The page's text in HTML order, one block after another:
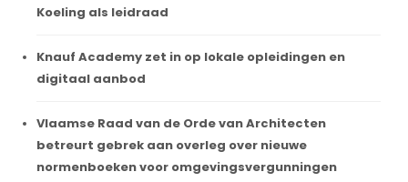
Koeling als leidraad
Knauf Academy zet in op lokale opleidingen en
digitaal aanbod
Vlaamse Raad van de Orde van Architecten
betreurt gebrek aan overleg over nieuwe
normenboeken voor omgevingsvergunningen